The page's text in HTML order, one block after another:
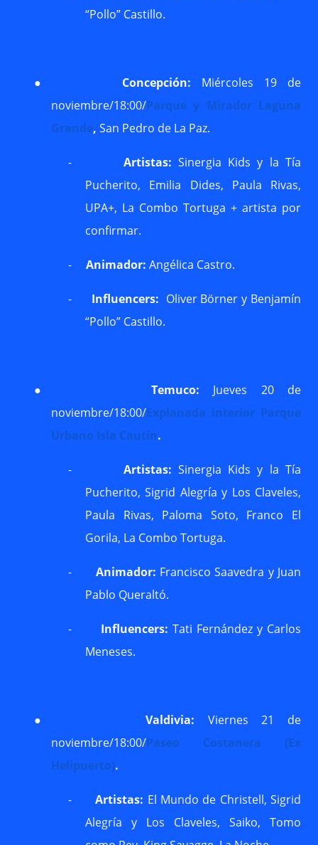
“Pollo” Castillo.
● Concepción: Miércoles 19 de
noviembre/18:00/Parque y Mirador Laguna
Grande, San Pedro de La Paz.
- Artistas: Sinergia Kids y la Tía
Pucherito, Emilia Dides, Paula Rivas,
UPA+, La Combo Tortuga + artista por
confirmar.
- Animador: Angélica Castro.
- Influencers: Oliver Börner y Benjamín
“Pollo” Castillo.
● Temuco: Jueves 20 de
noviembre/18:00/Explanada interior Parque
Urbano Isla Cautín.
- Artistas: Sinergia Kids y la Tía
Pucherito, Sigrid Alegría y Los Claveles,
Paula Rivas, Paloma Soto, Franco El
Gorila, La Combo Tortuga.
- Animador: Francisco Saavedra y Juan
Pablo Queraltó.
- Influencers: Tati Fernández y Carlos
Meneses.
● Valdivia: Viernes 21 de
noviembre/18:00/Paseo Costanera (Ex
Helipuerto).
- Artistas: El Mundo de Christell, Sigrid
Alegría y Los Claveles, Saiko, Tomo